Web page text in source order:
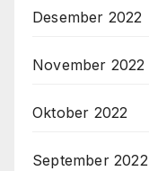
Desember 2022
November 2022
Oktober 2022
September 2022